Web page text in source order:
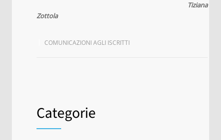
Tiziana
Zottola
COMUNICAZIONI AGLI ISCRITTI
Categorie